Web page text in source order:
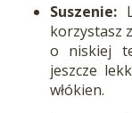
Suszenie:
korzystasz
o niskiej
jeszcze
włókien.